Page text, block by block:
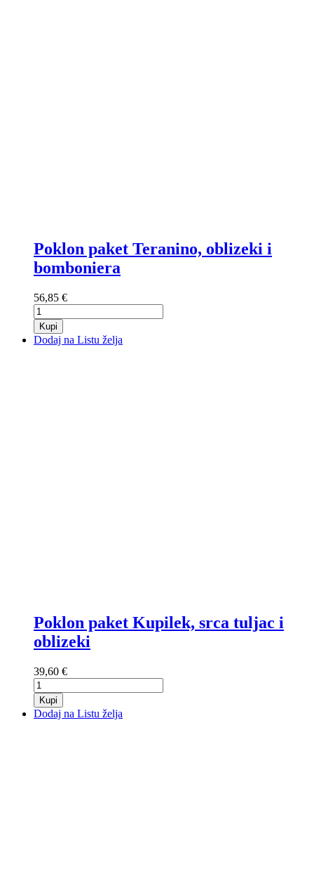
Poklon paket Teranino, oblizeki i
bomboniera
56,85 €
Kupi
Dodaj na Listu želja
Poklon paket Kupilek, srca tuljac i
oblizeki
39,60 €
Kupi
Dodaj na Listu želja